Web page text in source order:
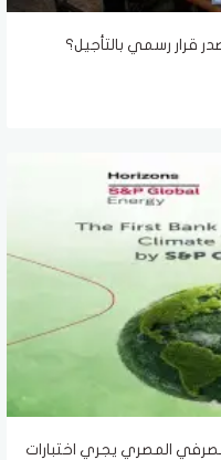
قرار رسمي بالتأجيل؟
المصري يجري اختبارات